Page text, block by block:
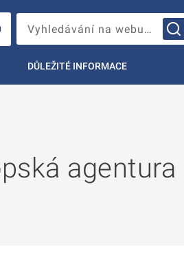
DŮLEŽITÉ INFORMACE
agentura